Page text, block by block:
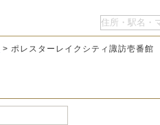
> ポレスターレイクシティ諏訪壱番館